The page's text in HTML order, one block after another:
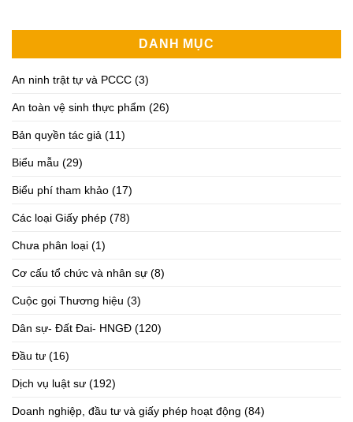
DANH MỤC
An ninh trật tự và PCCC (3)
An toàn vệ sinh thực phẩm (26)
Bản quyền tác giả (11)
Biểu mẫu (29)
Biểu phí tham khảo (17)
Các loại Giấy phép (78)
Chưa phân loại (1)
Cơ cấu tổ chức và nhân sự (8)
Cuộc gọi Thương hiệu (3)
Dân sự- Đất Đai- HNGĐ (120)
Đầu tư (16)
Dịch vụ luật sư (192)
Doanh nghiệp, đầu tư và giấy phép hoạt động (84)